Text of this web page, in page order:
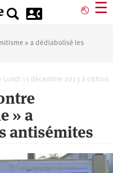
⎋ ☰
» a dédiabolisé les
Lundi 11 décembre 2023 à 08h00.
» a
antisémites